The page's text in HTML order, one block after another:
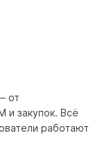
от
и закупок. Всё
работают